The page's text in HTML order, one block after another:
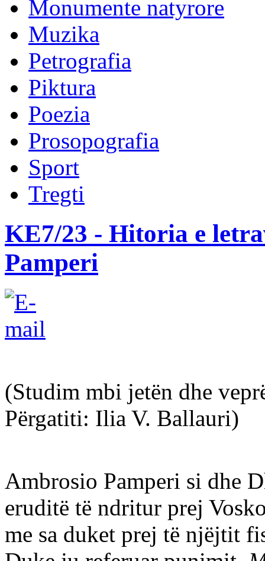
Monumente natyrore
Muzika
Petrografia
Piktura
Poezia
Prosopografia
Sport
Tregti
KE7/23 - Hitoria e
Pamperi
(Studim mbi jetën dhe
Përgatiti: Ilia V. Ballauri)
Ambrosio Pamperi si dhe
eruditë të ndritur prej
me sa duket prej të njëjtit